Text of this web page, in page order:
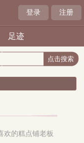
登录 注册
足迹
欢的糕点铺老板